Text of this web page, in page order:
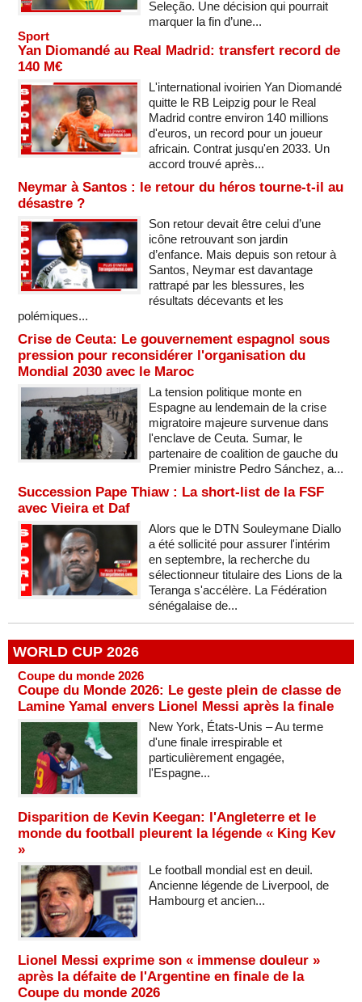
Seleção. Une décision qui pourrait
marquer la fin d’une...
Sport
Yan Diomandé au Real Madrid: transfert record de
140 M€
L'international ivoirien Yan Diomandé
quitte le RB Leipzig pour le Real
Madrid contre environ 140 millions
d'euros, un record pour un joueur
africain. Contrat jusqu'en 2033. Un
accord trouvé après...
Neymar à Santos : le retour du héros tourne-t-il au
désastre ?
Son retour devait être celui d’une
icône retrouvant son jardin
d’enfance. Mais depuis son retour à
Santos, Neymar est davantage
rattrapé par les blessures, les
résultats décevants et les
polémiques...
Crise de Ceuta: Le gouvernement espagnol sous
pression pour reconsidérer l'organisation du
Mondial 2030 avec le Maroc
La tension politique monte en
Espagne au lendemain de la crise
migratoire majeure survenue dans
l'enclave de Ceuta. Sumar, le
partenaire de coalition de gauche du
Premier ministre Pedro Sánchez, a...
Succession Pape Thiaw : La short-list de la FSF
avec Vieira et Daf
Alors que le DTN Souleymane Diallo
a été sollicité pour assurer l'intérim
en septembre, la recherche du
sélectionneur titulaire des Lions de la
Teranga s'accélère. La Fédération
sénégalaise de...
WORLD CUP 2026
Coupe du monde 2026
Coupe du Monde 2026: Le geste plein de classe de
Lamine Yamal envers Lionel Messi après la finale
New York, États-Unis – Au terme
d'une finale irrespirable et
particulièrement engagée,
l'Espagne...
Disparition de Kevin Keegan: l'Angleterre et le
monde du football pleurent la légende « King Kev
»
Le football mondial est en deuil.
Ancienne légende de Liverpool, de
Hambourg et ancien...
Lionel Messi exprime son « immense douleur »
après la défaite de l'Argentine en finale de la
Coupe du monde 2026